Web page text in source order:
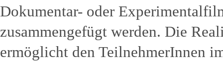
Dokumentar- oder
zusammengefügt werden. Die
ermöglicht den TeilnehmerInnen